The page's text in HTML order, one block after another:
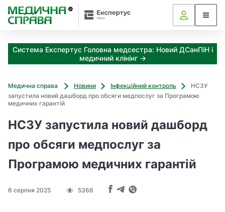
Система Експертус Головна медсестра: Новий ДСанПіН і
медичний клінінг →
Медична справа Новини Інфекційний контроль
НСЗУ
запустила новий дашборд про обсяги медпослуг за Програмою
медичних гарантій
НСЗУ запустила новий дашборд
про обсяги медпослуг за
Програмою медичних гарантій
6 серпня 2025 5366
З
а
к
з
о
д
ж
н
т